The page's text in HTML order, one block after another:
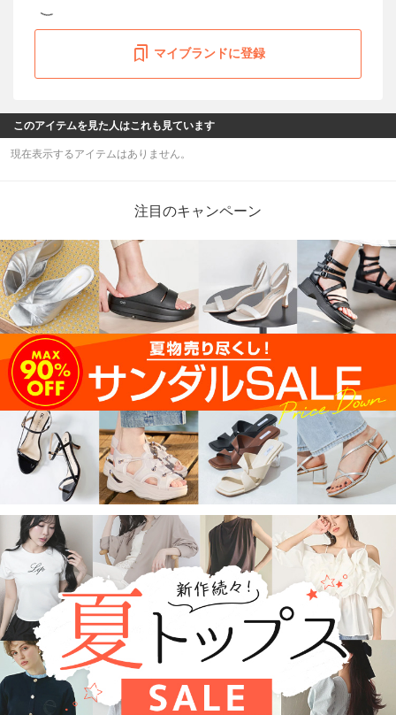
マイブランドに登録
このアイテムを見た人はこれも見ています
現在表示するアイテムはありません。
注目のキャンペーン